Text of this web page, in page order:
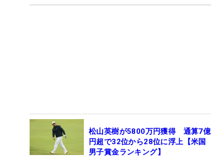
松山英樹が5800万円獲得 通算7億
円超で32位から28位に浮上【米国
男子賞金ランキング】